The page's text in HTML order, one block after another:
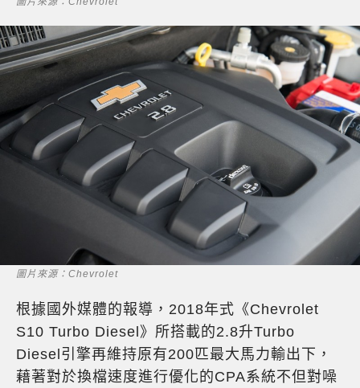
圖片來源：Chevrolet
根據國外媒體的報導，2018年式《Chevrolet
S10 Turbo Diesel》所搭載的2.8升Turbo
Diesel引擎再維持原有200匹最大馬力輸出下，
藉著對於換檔速度進行優化的CPA系統不但對噪